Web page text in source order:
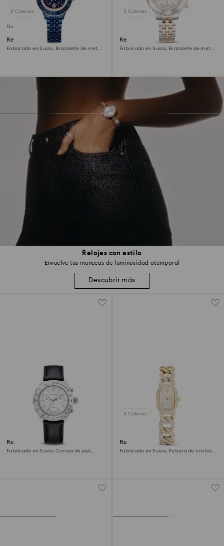
Relojes con estilo
Envuelve tus muñecas de luminosidad atemporal
Descubrir más
2 Colores
Nuevo
Reloj Octea moon
Fabricado en Suiza, Brazalete de metal,
2 Colores
Reloj Octea chrono
Fabricado en Suiza, Brazalete de metal,
Reloj Dextera tachymetre
Fabricado en Suiza, Correa de piel,
3 Colores
Reloj Dextera chain
Fabricado en Suiza, Pulsera de cristal,